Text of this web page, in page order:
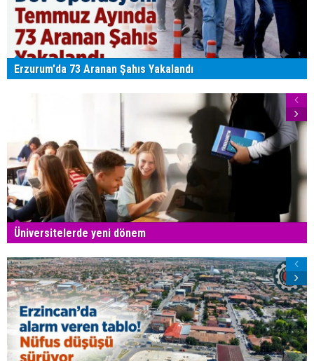
Erzurum'da 73 Aranan Şahıs Yakalandı
Üniversitelerde yeni dönem